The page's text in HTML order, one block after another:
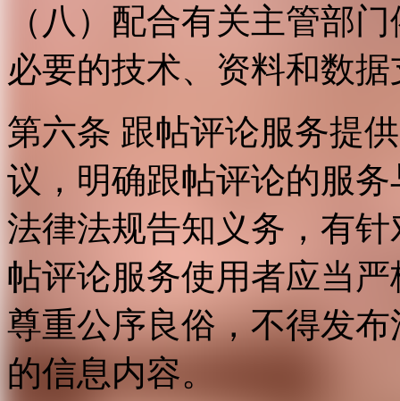
（八）配合有关主管部
必要的技术、资料和数
第六条 跟帖评论服务提
议，明确跟帖评论的服
法律法规告知义务，有
帖评论服务使用者应当
尊重公序良俗，不得发
的信息内容。